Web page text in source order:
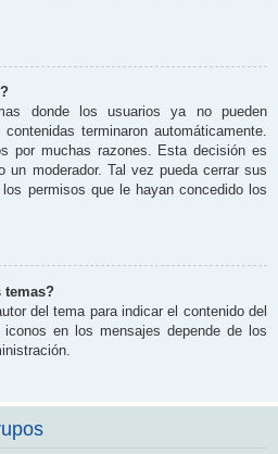
donde los usuarios ya no pueden
terminaron automáticamente.
por muchas razones. Esta decisión es
un moderador. Tal vez pueda cerrar sus
permisos que le hayan concedido los
temas?
del tema para indicar el contenido del
en los mensajes depende de los